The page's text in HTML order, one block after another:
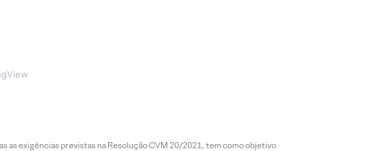
as exigências previstas na Resolução CVM 20/2021, tem como objetivo